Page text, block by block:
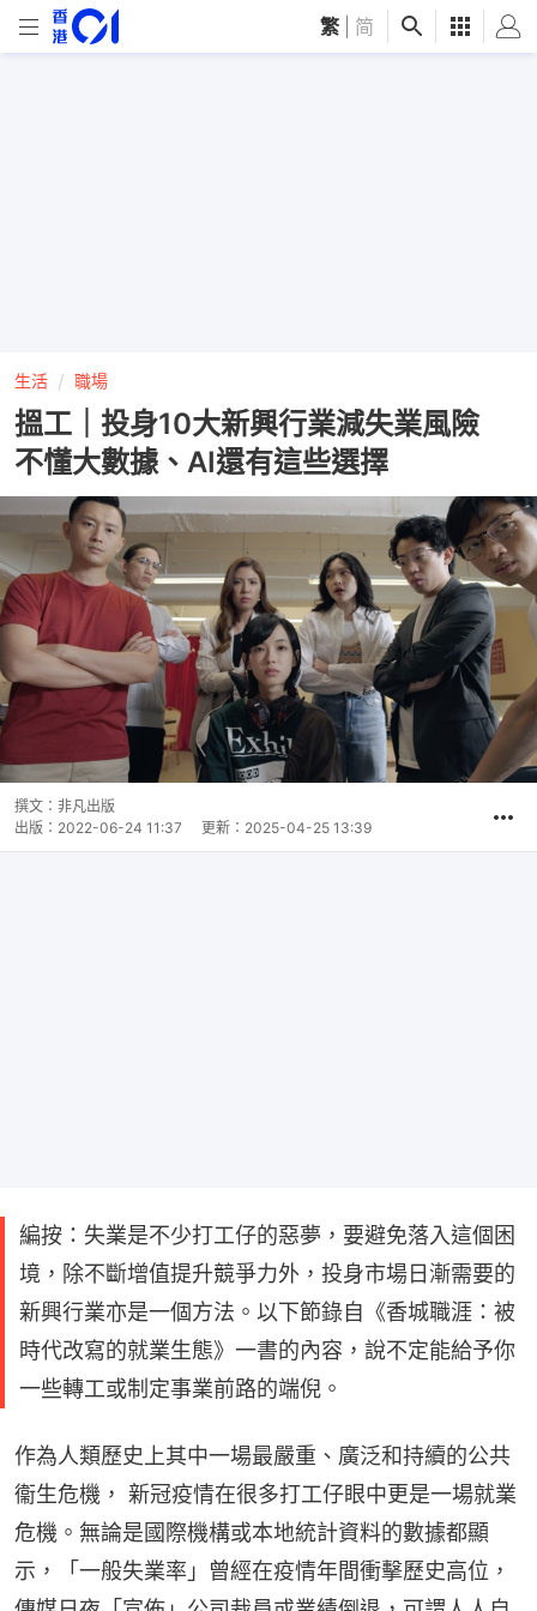
繁 简
生活 職場
搵工｜投身10大新興行業減失業風險
不懂大數據、AI還有這些選擇
撰文： 非凡出版
出版： 2022-06-24 11:37 更新： 2025-04-25 13:39
編按：失業是不少打工仔的惡夢，要避免落入這個困
境，除不斷增值提升競爭力外，投身市場日漸需要的
新興行業亦是一個方法。以下節錄自《香城職涯：被
時代改寫的就業生態》一書的內容，說不定能給予你
一些轉工或制定事業前路的端倪。
作為人類歷史上其中一場最嚴重、廣泛和持續的公共
衞生危機， 新冠疫情在很多打工仔眼中更是一場就業
危機。無論是國際機構或本地統計資料的數據都顯
示，「一般失業率」曾經在疫情年間衝擊歷史高位，